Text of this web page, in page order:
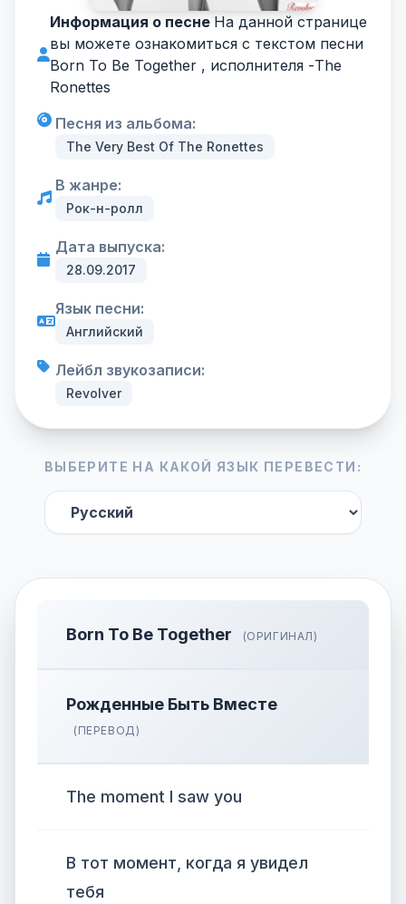
Информация о песне На данной странице
вы можете ознакомиться с текстом песни
Born To Be Together , исполнителя -The
Ronettes
Песня из альбома:
The Very Best Of The Ronettes
В жанре:
Рок-н-ролл
Дата выпуска:
28.09.2017
Язык песни:
Английский
Лейбл звукозаписи:
Revolver
ВЫБЕРИТЕ НА КАКОЙ ЯЗЫК ПЕРЕВЕСТИ:
Born To Be Together (ОРИГИНАЛ)
Рожденные Быть Вместе
(ПЕРЕВОД)
The moment I saw you
В тот момент, когда я увидел
тебя